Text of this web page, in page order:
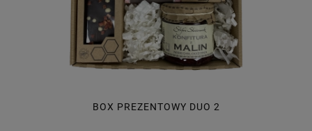
BOX PREZENTOWY DUO 2